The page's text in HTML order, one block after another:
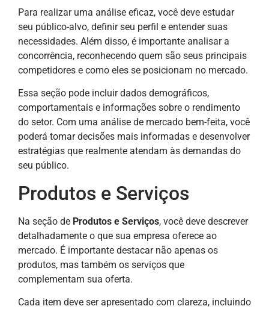
Para realizar uma análise eficaz, você deve estudar
seu público-alvo, definir seu perfil e entender suas
necessidades. Além disso, é importante analisar a
concorrência, reconhecendo quem são seus principais
competidores e como eles se posicionam no mercado.
Essa seção pode incluir dados demográficos,
comportamentais e informações sobre o rendimento
do setor. Com uma análise de mercado bem-feita, você
poderá tomar decisões mais informadas e desenvolver
estratégias que realmente atendam às demandas do
seu público.
Produtos e Serviços
Na seção de Produtos e Serviços, você deve descrever
detalhadamente o que sua empresa oferece ao
mercado. É importante destacar não apenas os
produtos, mas também os serviços que
complementam sua oferta.
Cada item deve ser apresentado com clareza, incluindo